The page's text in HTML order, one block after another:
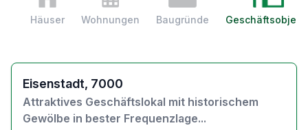
Häuser Wohnungen Baugründe
Zu den Objektdetails
Eisenstadt, 7000
Attraktives Geschäftslokal mit historischem
Gewölbe in bester Frequenzlage...